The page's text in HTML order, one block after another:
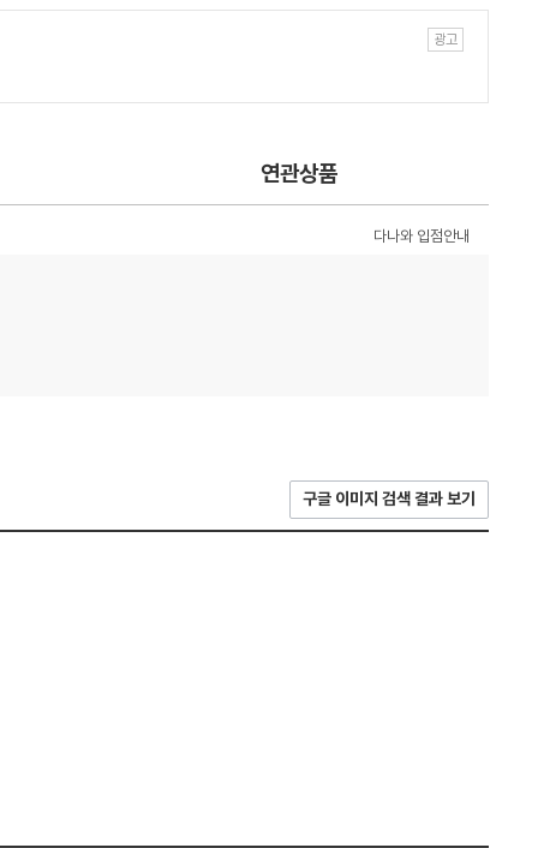
연관상품
다나와 입점안내
구글 이미지 검색 결과 보기